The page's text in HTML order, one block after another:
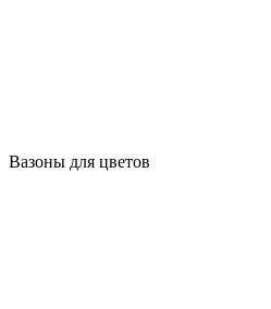
Вазоны для цветов